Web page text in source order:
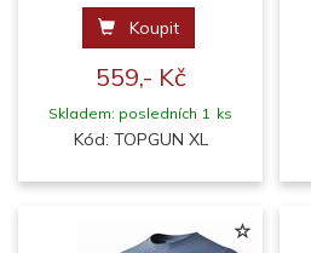
Koupit
559,- Kč
Skladem: posledních 1 ks
Kód: TOPGUN XL